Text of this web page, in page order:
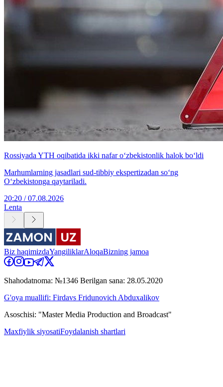
Rossiyada YTH oqibatida ikki nafar o‘zbekistonlik halok bo‘ldi
Marhumlarning jasadlari sud-tibbiy ekspertizadan so‘ng
O‘zbekistonga qaytariladi.
20:20 / 07.08.2026
Lenta
Biz haqimizdaYangiliklarAloqaBizning jamoa
Shahodatnoma: №1346 Berilgan sana: 28.05.2020
G'oya muallifi: Firdavs Fridunovich Abduxalikov
Asoschisi: "Master Media Production and Broadcast"
Maxfiylik siyosatiFoydalanish shartlari